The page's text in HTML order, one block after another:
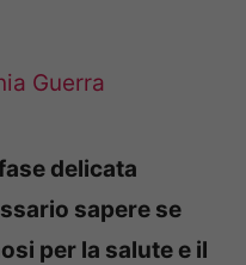
Guerra
delicata
sapere se
per la salute e il